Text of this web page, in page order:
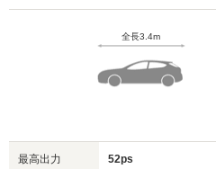
全長3.4m
最高出力 52ps